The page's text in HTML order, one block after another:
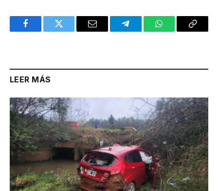
FacebookTwitter Email TelegramWhatsAppCopy
LEER MÁS